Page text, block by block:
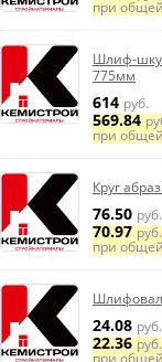
при
Шлиф-
775мм
614 руб.
569.84
при
Круг
76.50 руб.
70.97руб.
при
24.08 руб.
22.36руб.
при